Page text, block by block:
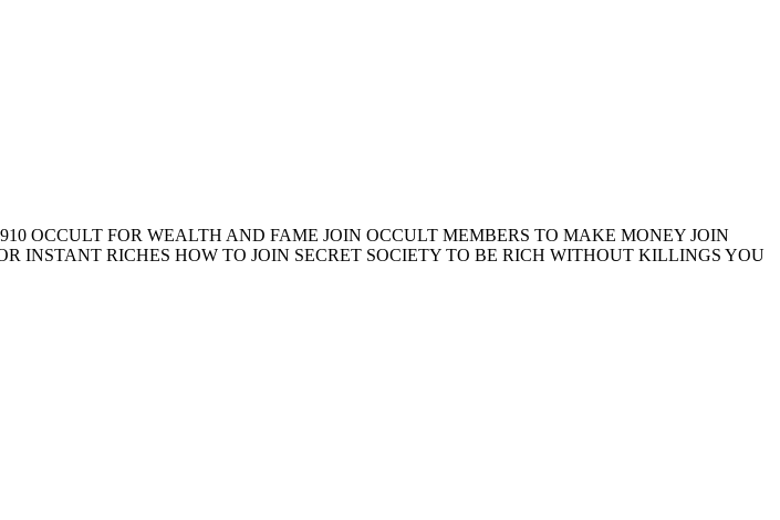
OCCULT FOR WEALTH AND FAME JOIN OCCULT MEMBERS TO MAKE MONEY JOIN
INSTANT RICHES HOW TO JOIN SECRET SOCIETY TO BE RICH WITHOUT KILLINGS YOU